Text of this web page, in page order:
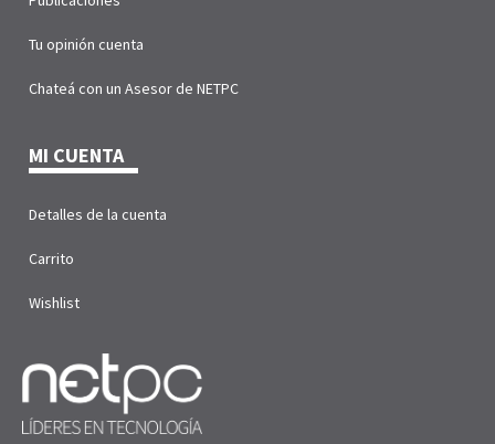
Tu opinión cuenta
Chateá con un Asesor de NETPC
MI CUENTA
Detalles de la cuenta
Carrito
Wishlist